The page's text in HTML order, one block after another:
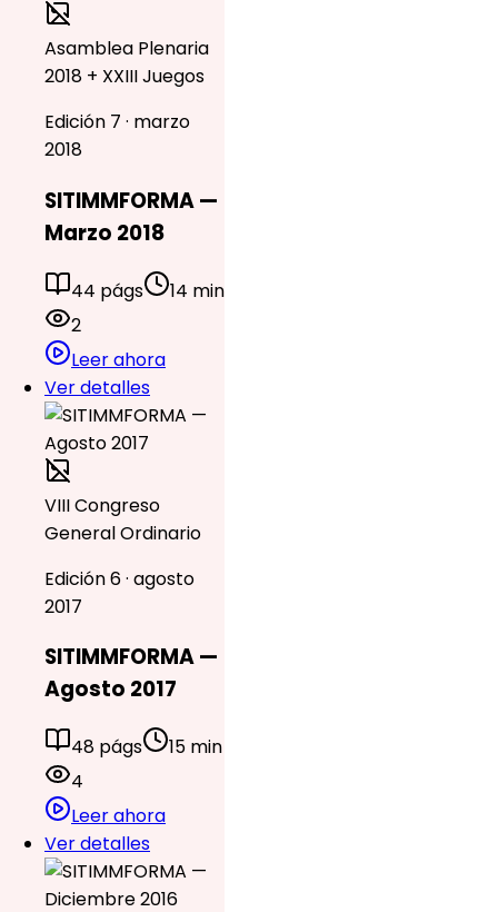
Asamblea Plenaria
2018 + XXIII Juegos
Edición 7 · marzo
2018
SITIMMFORMA —
Marzo 2018
44 págs
14 min
2
Leer ahora
Ver detalles
VIII Congreso
General Ordinario
Edición 6 · agosto
2017
SITIMMFORMA —
Agosto 2017
48 págs
15 min
4
Leer ahora
Ver detalles